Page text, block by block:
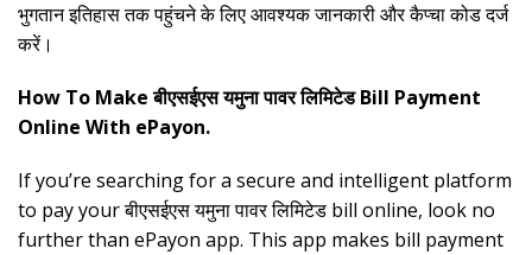
भुगतान इतिहास तक पहुंचने के लिए आवश्यक जानकारी और कैप्चा कोड दर्ज
करें।
How To Make बीएसईएस यमुना पावर लिमिटेड Bill Payment
Online With ePayon.
If you’re searching for a secure and intelligent platform
to pay your बीएसईएस यमुना पावर लिमिटेड bill online, look no
further than ePayon app. This app makes bill payment